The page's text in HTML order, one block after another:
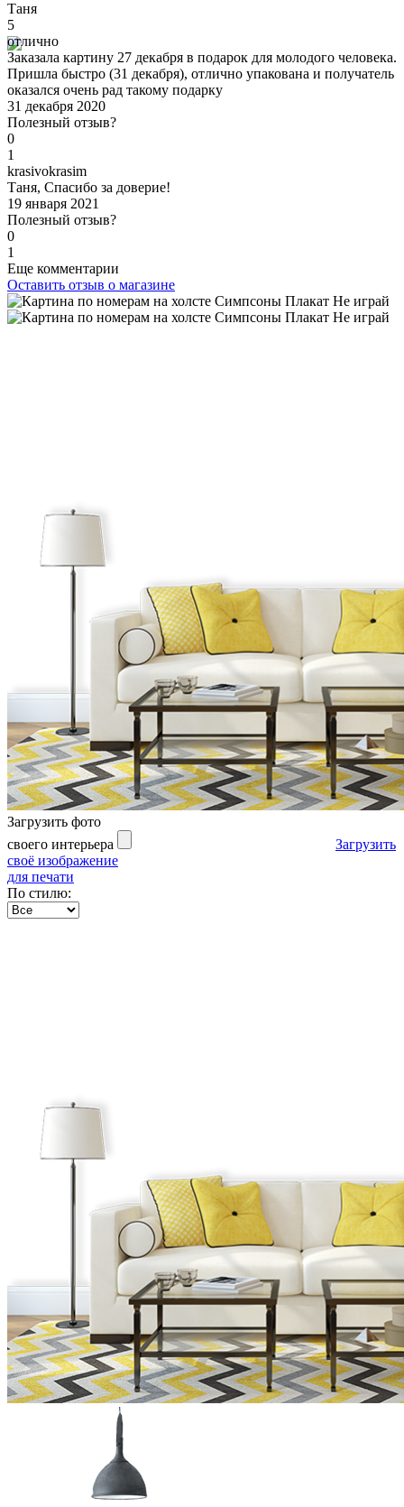
Таня
5
отлично
Заказала картину 27 декабря в подарок для молодого человека.
Пришла быстро (31 декабря), отлично упакована и получатель
оказался очень рад такому подарку
31 декабря 2020
Полезный отзыв?
0
1
krasivokrasim
Таня, Спасибо за доверие!
19 января 2021
Полезный отзыв?
0
1
Еще комментарии
Оставить отзыв о магазине
Загрузить фото
своего интерьера
Загрузить
своё изображение
для печати
По стилю: